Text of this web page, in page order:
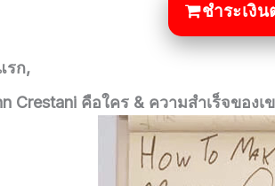
ชำระเงิ
รก,
Crestani คือใคร & ความสำเร็จของเ